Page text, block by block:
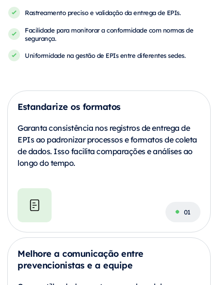
Rastreamento preciso e validação da entrega de EPIs.
Facilidade para monitorar a conformidade com normas de
segurança.
Uniformidade na gestão de EPIs entre diferentes sedes.
Estandarize os formatos
Garanta consistência nos registros de entrega de
EPIs ao padronizar processos e formatos de coleta
de dados. Isso facilita comparações e análises ao
longo do tempo.
Melhore a comunicação entre
prevencionistas e a equipe